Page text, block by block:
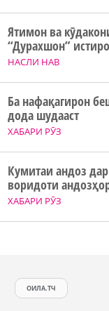
НАСЛИ НАВ
Ятимон ва
“Дурахшон”
ХАБАРИ РӮЗ
Ба нафақагирон
дода шудааст
ХАБАРИ РӮЗ
Кумитаи андоз
воридоти
ОИЛА.ТЧ